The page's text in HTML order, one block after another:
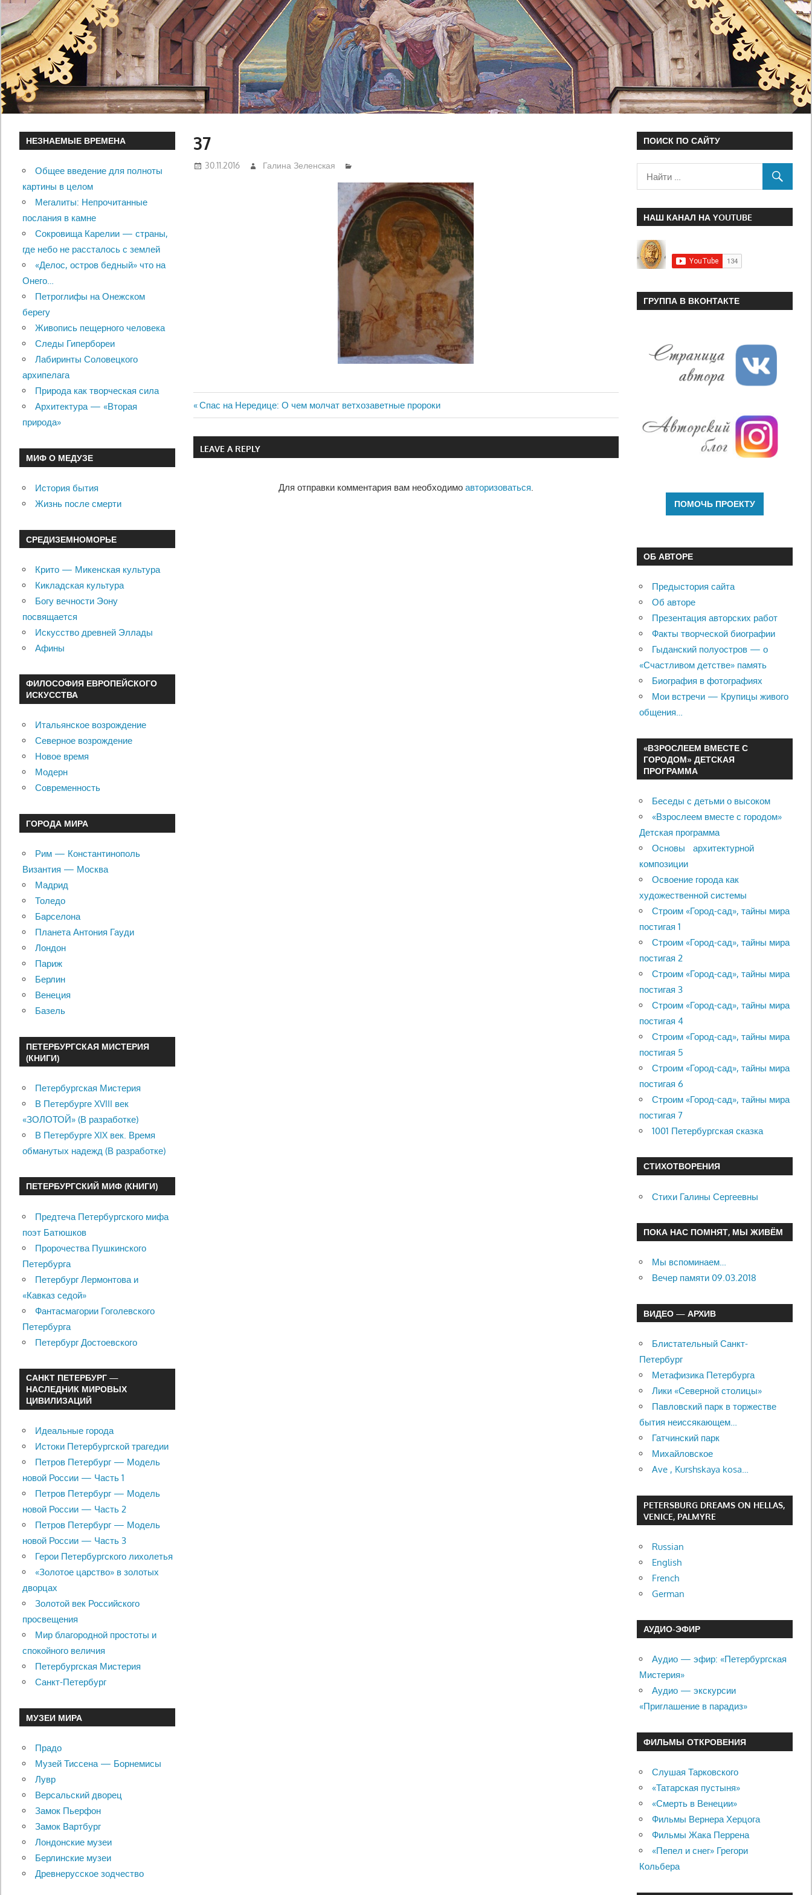
37
30.11.2016 Галина Зеленская
Навигация
по
Previous
Post:
Спас на Нередице: О чем молчат ветхозаветные пророки
LEAVE A REPLY
Для отправки комментария вам необходимо авторизоваться.
НЕЗНАЕМЫЕ ВРЕМЕНА
Общее введение для полноты
картины в целом
Мегалиты: Непрочитанные
послания в камне
Сокровища Карелии — страны,
где небо не рассталось с землей
«Делос, остров бедный» что на
Онего…
Петроглифы на Онежском
берегу
Живопись пещерного человека
Следы Гипербореи
Лабиринты Соловецкого
архипелага
Природа как творческая сила
Архитектура — «Вторая
природа»
МИФ О МЕДУЗЕ
История бытия
Жизнь после смерти
СРЕДИЗЕМНОМОРЬЕ
Крито — Микенская культура
Кикладская культура
Богу вечности Эону
посвящается
Искусство древней Эллады
Афины
ФИЛОСОФИЯ ЕВРОПЕЙСКОГО
ИСКУССТВА
Итальянское возрождение
Северное возрождение
Новое время
Модерн
Современность
ГОРОДА МИРА
Рим — Константинополь
Византия — Москва
Мадрид
Толедо
Барселона
Планета Антония Гауди
Лондон
Париж
Берлин
Венеция
Базель
ПЕТЕРБУРГСКАЯ МИСТЕРИЯ
(КНИГИ)
Петербургская Мистерия
В Петербурге XVIII век
«ЗОЛОТОЙ» (В разработке)
В Петербурге XIX век. Время
обманутых надежд (В разработке)
ПЕТЕРБУРГСКИЙ МИФ (КНИГИ)
Предтеча Петербургского мифа
поэт Батюшков
Пророчества Пушкинского
Петербурга
Петербург Лермонтова и
«Кавказ седой»
Фантасмагории Гоголевского
Петербурга
Петербург Достоевского
САНКТ ПЕТЕРБУРГ —
НАСЛЕДНИК МИРОВЫХ
ЦИВИЛИЗАЦИЙ
Идеальные города
Истоки Петербургской трагедии
Петров Петербург — Модель
новой России — Часть 1
Петров Петербург — Модель
новой России — Часть 2
Петров Петербург — Модель
новой России — Часть 3
Герои Петербургского лихолетья
«Золотое царство» в золотых
дворцах
Золотой век Российского
просвещения
Мир благородной простоты и
спокойного величия
Петербургская Мистерия
Санкт-Петербург
МУЗЕИ МИРА
Прадо
Музей Тиссена — Борнемисы
Лувр
Версальский дворец
Замок Пьерфон
Замок Вартбург
Лондонские музеи
Берлинские музеи
Древнерусское зодчество
ПОИСК ПО САЙТУ
НАШ КАНАЛ НА YOUTUBE
ГРУППА В ВКОНТАКТЕ
ОБ АВТОРЕ
Предыстория сайта
Об авторе
Презентация авторских работ
Факты творческой биографии
Гыданский полуостров — о
«Счастливом детстве» память
Биография в фотографиях
Мои встречи — Крупицы живого
общения…
«ВЗРОСЛЕЕМ ВМЕСТЕ С
ГОРОДОМ» ДЕТСКАЯ
ПРОГРАММА
Беседы с детьми о высоком
«Взрослеем вместе с городом»
Детская программа
Основы архитектурной
композиции
Освоение города как
художественной системы
Строим «Город-сад», тайны мира
постигая 1
Строим «Город-сад», тайны мира
постигая 2
Строим «Город-сад», тайны мира
постигая 3
Строим «Город-сад», тайны мира
постигая 4
Строим «Город-сад», тайны мира
постигая 5
Строим «Город-сад», тайны мира
постигая 6
Строим «Город-сад», тайны мира
постигая 7
1001 Петербургская сказка
СТИХОТВОРЕНИЯ
Стихи Галины Сергеевны
ПОКА НАС ПОМНЯТ, МЫ ЖИВЁМ
Мы вспоминаем…
Вечер памяти 09.03.2018
ВИДЕО — АРХИВ
Блистательный Санкт-
Петербург
Метафизика Петербурга
Лики «Северной столицы»
Павловский парк в торжестве
бытия неиссякающем…
Гатчинский парк
Михайловское
Ave , Kurshskaya kosa…
PETERSBURG DREAMS ON HELLAS,
VENICE, PALMYRE
Russian
English
French
German
АУДИО-ЭФИР
Аудио — эфир: «Петербургская
Мистерия»
Аудио — экскурсии
«Приглашение в парадиз»
ФИЛЬМЫ ОТКРОВЕНИЯ
Слушая Тарковского
«Татарская пустыня»
«Смерть в Венеции»
Фильмы Вернера Херцога
Фильмы Жака Перрена
«Пепел и снег» Грегори
Кольбера